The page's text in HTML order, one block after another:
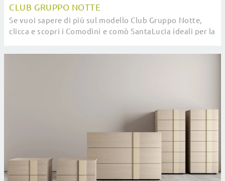
CLUB GRUPPO NOTTE
Se vuoi sapere di più sul modello Club Gruppo Notte,
clicca e scopri i Comodini e comò SantaLucia ideali per la